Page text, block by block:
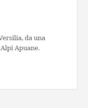
da una
Apuane.